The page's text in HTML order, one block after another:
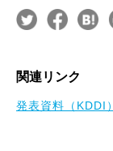
関連リンク
発表資料（KDDI）